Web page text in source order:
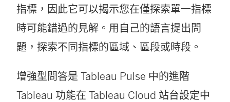
指標，因此它可以揭示您在僅探索單一指標
時可能錯過的見解。用自己的語言提出問
題，探索不同指標的區域、區段或時段。
增強型問答是 Tableau Pulse 中的進階
Tableau 功能在 Tableau Cloud 站台設定中